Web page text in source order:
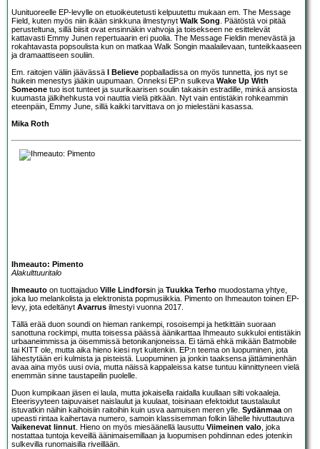
Uunituoreelle EP-levylle on etuoikeutetusti kelpuutettu mukaan em. The Message
Field, kuten myös niin ikään sinkkuna ilmestynyt Walk Song . Päätöstä voi pitää
perusteltuna, sillä biisit ovat ensinnäkin vahvoja ja toisekseen ne esittelevät
kattavasti Emmy Junen repertuaarin eri puolia. The Message Fieldin menevästä ja
rokahtavasta popsoulista kun on matkaa Walk Songin maalailevaan, tunteikkaaseen
ja dramaattiseen souliin.
Em. raitojen väliin jäävässä I Believe popballadissa on myös tunnetta, jos nyt se
huikein menestys jääkin uupumaan. Onneksi EP:n sulkeva Wake Up With
Someone tuo isot tunteet ja suurikaarisen soulin takaisin estradille, minkä ansiosta
kuumasta jälkihehkusta voi nauttia vielä pitkään. Nyt vain entistäkin rohkeammin
eteenpäin, Emmy June, sillä kaikki tarvittava on jo mielestäni kasassa.
Mika Roth
Ihmeauto: Pimento
Alakulttuuritalo
Ihmeauto on tuottajaduo Ville Lindforsin ja Tuukka Terho muodostama yhtye,
joka luo melankolista ja elektronista popmusiikkia. Pimento on Ihmeauton toinen EP-
levy, jota edeltänyt Avarrus ilmestyi vuonna 2017.
Tällä erää duon soundi on hieman rankempi, rosoisempi ja hetkittäin suoraan
sanottuna rockimpi, mutta toisessa päässä äänikarttaa Ihmeauto sukkuloi entistäkin
urbaaneimmissa ja öisemmissä betonikanjoneissa. Ei tämä ehkä mikään Batmobile
tai KITT ole, mutta aika hieno kiesi nyt kuitenkin. EP:n teema on luopuminen, jota
lähestytään eri kulmista ja pisteistä. Luopuminen ja jonkin taaksensa jättäminenhän
avaa aina myös uusi ovia, mutta näissä kappaleissa katse tuntuu kiinnittyneen vielä
enemmän sinne taustapeilin puolelle.
Duon kumpikaan jäsen ei laula, mutta jokaisella raidalla kuullaan silti vokaaleja.
Eteerisyyteen taipuvaiset naislaulut ja kuulaat, toisinaan efektoidut taustalaulut
istuvatkin näihin kaihoisiin raitoihin kuin usva aamuisen meren ylle. Sydänmaa on
upeasti rintaa kaihertava numero, samoin klassisemman folkin lähelle hivuttautuva
Vaikenevat linnut . Hieno on myös miesäänellä lausuttu Viimeinen valo , joka
nostattaa tuntoja keveillä äänimaisemillaan ja luopumisen pohdinnan edes jotenkin
sulkevilla runomaisilla riveillään.